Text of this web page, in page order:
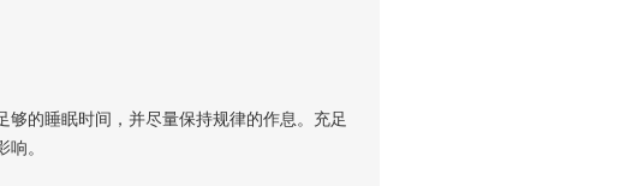
的睡眠时间，并尽量保持规律的作息。充足
。